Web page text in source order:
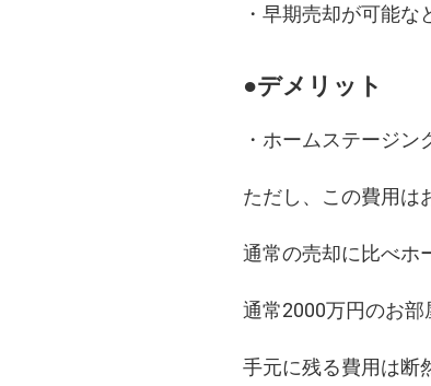
・早期売却が可能な
●デメリット
・ホームステージン
ただし、この費用は
通常の売却に比べホ
通常2000万円のお部
手元に残る費用は断